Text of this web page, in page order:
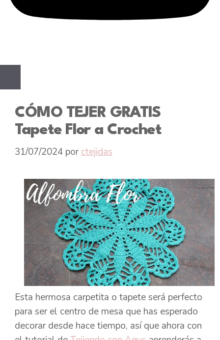
CÓMO TEJER GRATIS
Tapete Flor a Crochet
31/07/2024 por ctejidas
Esta hermosa carpetita o tapete será perfecto
para ser el centro de mesa que has esperado
decorar desde hace tiempo, así que ahora con